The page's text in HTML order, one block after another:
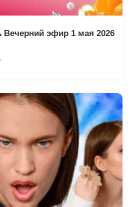
эфир 1 мая 2026